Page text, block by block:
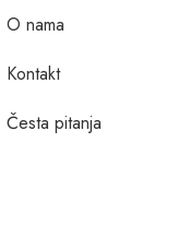
O nama
Kontakt
Česta pitanja